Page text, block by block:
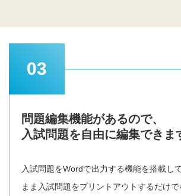
問題編集機能があるので、
入試問題を自由に編集できま
入試問題をWordで出力する機能を搭載し
まま入試問題をプリントアウトするだけ
03